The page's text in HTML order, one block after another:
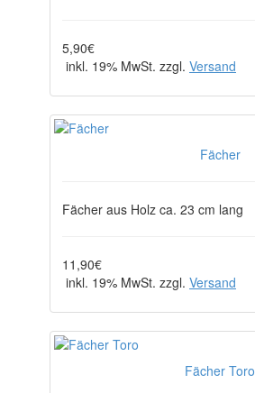
5,90€
inkl. 19% MwSt. zzgl. Versand
Fächer
Fächer aus Holz ca. 23 cm lang
11,90€
inkl. 19% MwSt. zzgl. Versand
Fächer Toro